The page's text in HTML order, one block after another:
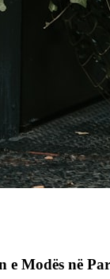
e Modës në